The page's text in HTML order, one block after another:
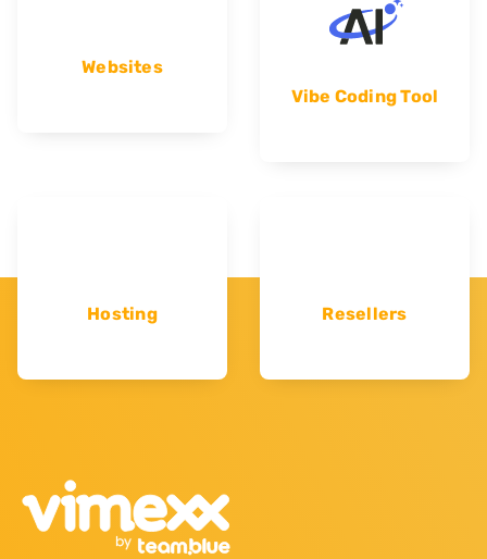
Websites
Vibe Coding Tool
Hosting Resellers